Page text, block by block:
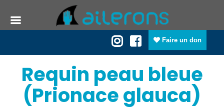
Faire un don
Requin peau bleue
(Prionace glauca)